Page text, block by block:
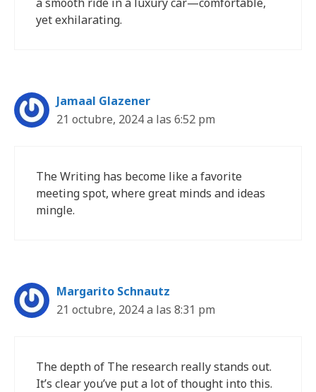
yet exhilarating.
Jamaal Glazener
21 octubre, 2024 a las 6:52 pm
The Writing has become like a favorite
meeting spot, where great minds and ideas
mingle.
Margarito Schnautz
21 octubre, 2024 a las 8:31 pm
The depth of The research really stands out.
It’s clear you’ve put a lot of thought into this.